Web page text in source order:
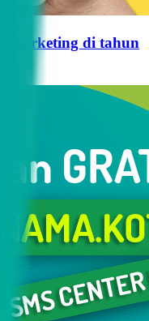
Marketing di tahun